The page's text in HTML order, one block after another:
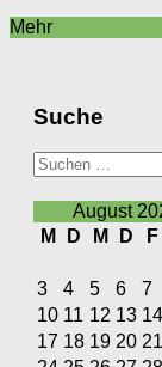
Mehr
Suche
Suchen
nach:
August
M
D M D F
3
4 5 6 7
10 11 12 13 14
17 18 19 20 21